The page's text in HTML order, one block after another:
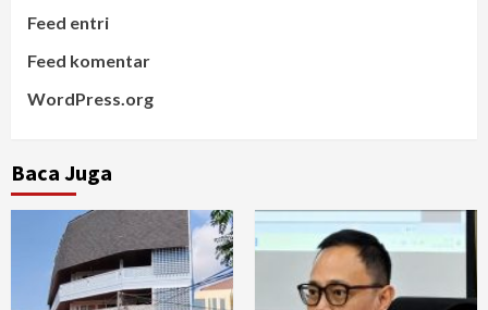
Feed entri
Feed komentar
WordPress.org
Baca Juga